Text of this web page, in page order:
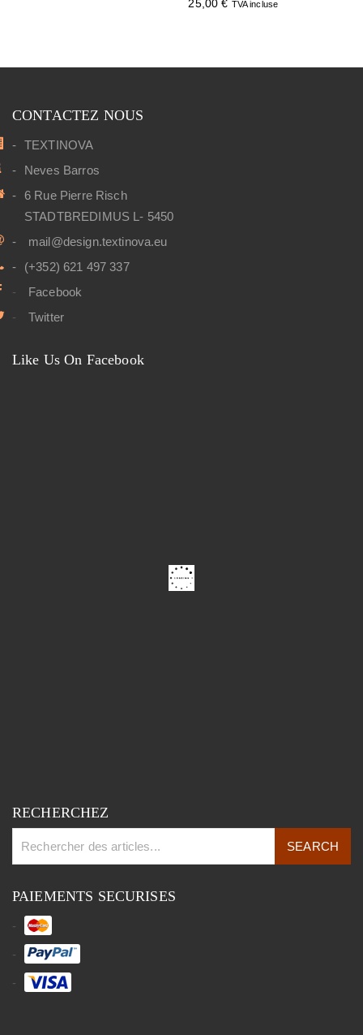
25,00€ TVA incluse
CONTACTEZ NOUS
TEXTINOVA
Neves Barros
6 Rue Pierre Risch
STADTBREDIMUS L- 5450
mail@design.textinova.eu
(+352) 621 497 337
Facebook
Twitter
Like Us On Facebook
RECHERCHEZ
PAIEMENTS SECURISES